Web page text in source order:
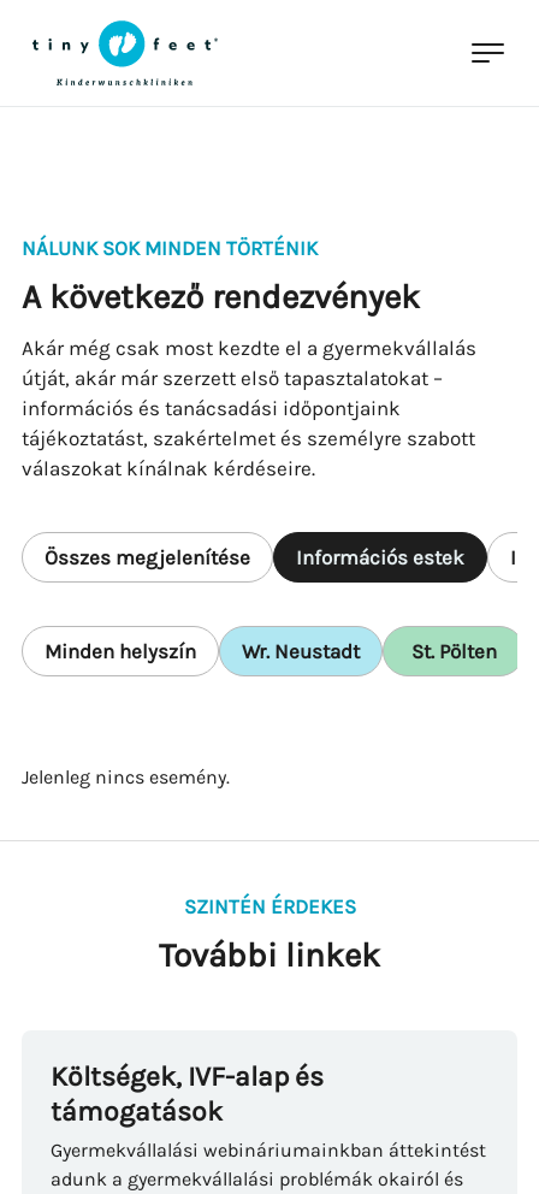
NÁLUNK SOK MINDEN TÖRTÉNIK
A következő rendezvények
Akár még csak most kezdte el a gyermekvállalás
útját, akár már szerzett első tapasztalatokat –
információs és tanácsadási időpontjaink
tájékoztatást, szakértelmet és személyre szabott
válaszokat kínálnak kérdéseire.
Összes megjelenítése Információs estek
Minden helyszín Wr. Neustadt St. Pölten
Jelenleg nincs esemény.
SZINTÉN ÉRDEKES
További linkek
Költségek, IVF-alap és
támogatások
Gyermekvállalási webináriumainkban áttekintést
adunk a gyermekvállalási problémák okairól és